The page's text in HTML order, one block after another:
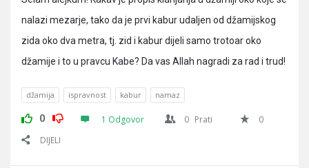
nalazi mezarje, tako da je prvi kabur udaljen od džamijskog
zida oko dva metra, tj. zid i kabur dijeli samo trotoar oko
džamije i to u pravcu Kabe? Da vas Allah nagradi za rad i trud!
džamija ispravnost kabur namaz
0 1 Odgovor 0 Prati
0
DIJELI